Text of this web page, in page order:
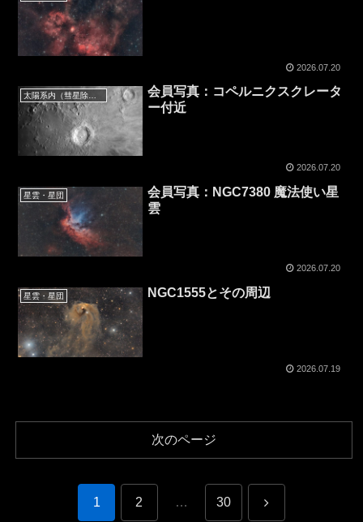
2026.07.20
太陽系内（彗星除く）
会員写真：コペルニクスクレータ
ー付近
2026.07.20
星雲・星団
会員写真：NGC7380 魔法使い星
雲
2026.07.20
星雲・星団 NGC1555とその周辺
2026.07.19
次のページ
1 2 …
30
次